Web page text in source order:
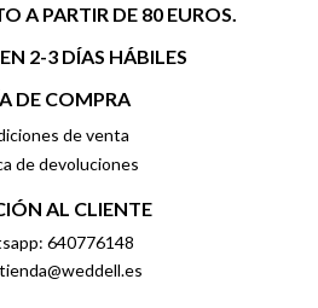
A PARTIR DE 80 EUROS.
2-3 DÍAS HÁBILES
DE COMPRA
de venta
de devoluciones
AL CLIENTE
640776148